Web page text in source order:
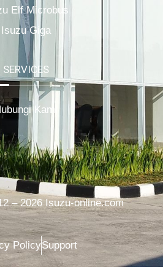
Elf Microbus
Isuzu Giga
SERVICES
Kami
– 2026 Isuzu-online.com
PolicySupport